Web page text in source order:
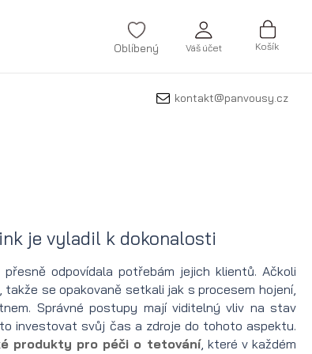
Košík
Váš účet
PŘIHLÁSIT SE
Oblíbený
kontakt@panvousy.cz
je vyladil k dokonalosti
odpovídala potřebám jejich klientů. Ačkoli
se opakovaně setkali jak s procesem hojení,
Správné postupy mají viditelný vliv na stav
investovat svůj čas a zdroje do tohoto aspektu.
produkty pro péči o tetování, které v každém